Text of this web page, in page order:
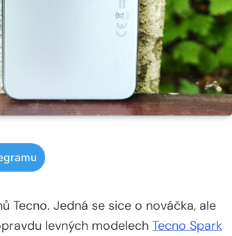
Tecno. Jedná se sice o nováčka, ale
levných modelech Tecno Spark